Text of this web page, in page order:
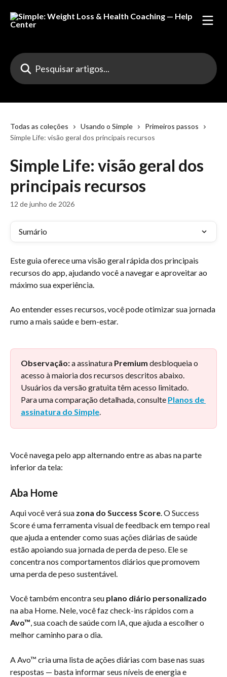
Pesquisar artigos...
Todas as coleções Usando o Simple
Primeiros passos
Simple Life: visão geral dos principais recursos
Simple Life: visão geral dos
principais recursos
12 de junho de 2026
Sumário
Este guia oferece uma visão geral rápida dos principais
recursos do app, ajudando você a navegar e aproveitar ao
máximo sua experiência.
Ao entender esses recursos, você pode otimizar sua jornada
rumo a mais saúde e bem-estar.
Observação: a assinatura Premium desbloqueia o
acesso à maioria dos recursos descritos abaixo.
Usuários da versão gratuita têm acesso limitado.
Para uma comparação detalhada, consulte Planos de
assinatura do Simple.
Você navega pelo app alternando entre as abas na parte
inferior da tela:
Aba Home
Aqui você verá sua zona do Success Score. O Success
Score é uma ferramenta visual de feedback em tempo real
que ajuda a entender como suas ações diárias de saúde
estão apoiando sua jornada de perda de peso. Ele se
concentra nos comportamentos diários que promovem
uma perda de peso sustentável.
Você também encontra seu plano diário personalizado
na aba Home. Nele, você faz check-ins rápidos com a
Avo™, sua coach de saúde com IA, que ajuda a escolher o
melhor caminho para o dia.
A Avo™ cria uma lista de ações diárias com base nas suas
respostas — basta informar seus níveis de energia e